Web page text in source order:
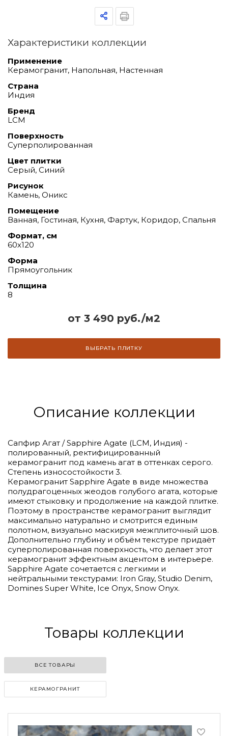
от 3 490 руб./м2
ВЫБРАТЬ ПЛИТКУ
Характеристики коллекции
Применение
Керамогранит, Напольная, Настенная
Страна
Индия
Бренд
LCM
Поверхность
Суперполированная
Цвет плитки
Серый, Синий
Рисунок
Камень, Оникс
Помещение
Ванная, Гостиная, Кухня, Фартук, Коридор, Спальня
Формат, см
60х120
Форма
Прямоугольник
Толщина
8
Описание коллекции
Сапфир Агат / Sapphire Agate (LCM, Индия) -
полированный, ректифицированный
керамогранит под камень агат в оттенках серого.
Степень износостойкости 3.
Керамогранит Sapphire Agate в виде множества
полудрагоценных жеодов голубого агата, которые
имеют стыковку и продолжение на каждой плитке.
Поэтому в пространстве керамогранит выглядит
максимально натурально и смотрится единым
полотном, визуально маскируя межплиточный шов.
Дополнительно глубину и объём текстуре придаёт
суперполированная поверхность, что делает этот
керамогранит эффектным акцентом в интерьере.
Sapphire Agate сочетается с легкими и
нейтральными текстурами: Iron Gray, Studio Denim,
Domines Super White, Ice Onyx, Snow Onyx.
Товары коллекции
ВСЕ ТОВАРЫ
КЕРАМОГРАНИТ